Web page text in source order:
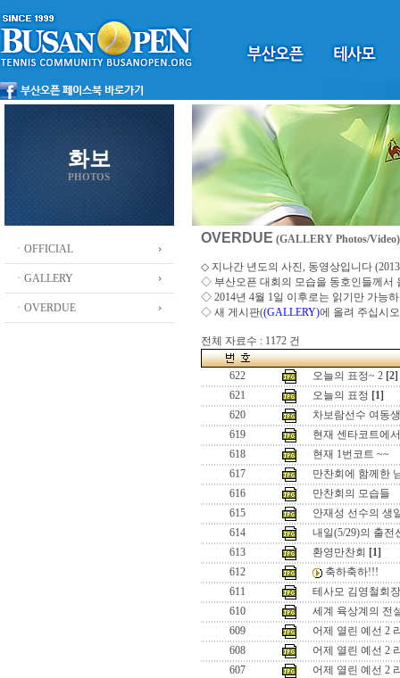
화보
PHOTOS
ㆍOFFICIAL
ㆍGALLERY
ㆍOVERDUE
OVERDUE (GALLERY Photos/Video)
◇ 지나간 년도의 사진, 동영상입니다
◇ 부산오픈 대회의 모습을 동호인들께서
◇ 2014년 4월 1일 이후로는 읽기만 가능
◇ 새 게시판((GALLERY)에 올려 주십시오
전체 자료수 : 1172 건
622 오늘의 표정~ 2 [2]
621
오늘의 표정 [1]
620
차보람선수 여동
619
현재 센타코트에
618
현재 1번코트 ~~
617
만찬회에 함께한
616
만찬회의 모습들
615
안재성 선수의 생
614
내일(5/29)의 출전
613
환영만찬회 [1]
612
축하축하!!!
611
테사모 김영철회
610
세계 육상계의 전
609
어제 열린 예선 2
608
어제 열린 예선 2
607
어제 열린 예선 2